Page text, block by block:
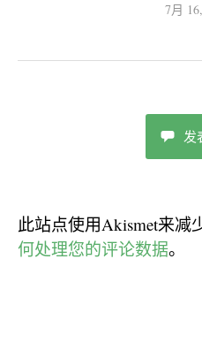
7月
发
此站点使用Akismet来减
何处理您的评论数据。